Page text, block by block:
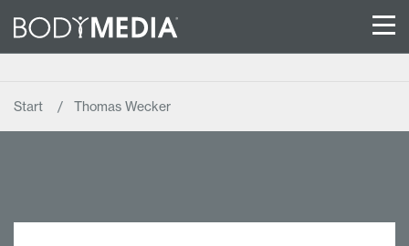
Start Thomas Wecker